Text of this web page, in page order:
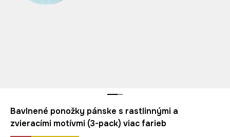
Bavlnené ponožky pánske s rastlinnými a
zvieracími motívmi (3-pack) viac farieb